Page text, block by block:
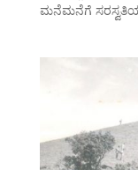
ಮನೆಮನೆಗೆ